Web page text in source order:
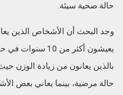
حالة صحية سيئة.
وجد البحث أن الأشخاص الذين
يعيشون أكثر من 10
حالة مرضية، بينما يعاني بعض